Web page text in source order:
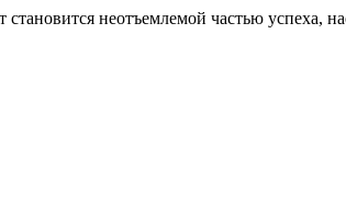
становится неотъемлемой частью успеха,